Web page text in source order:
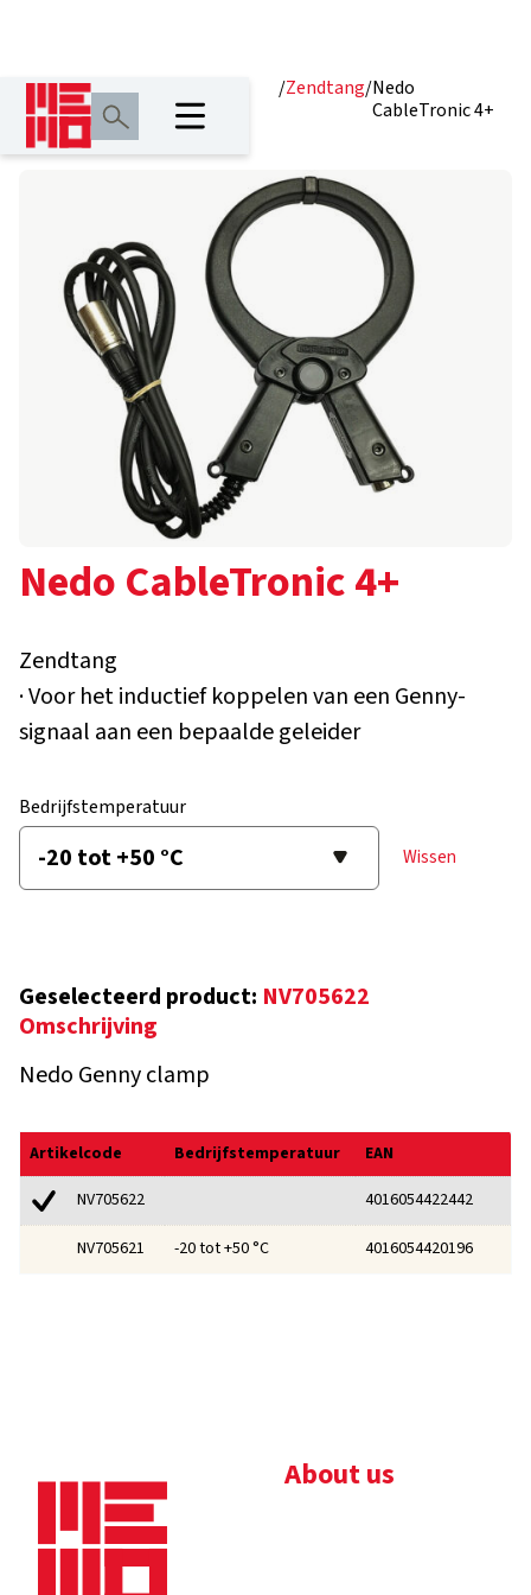
Home/Producten
Solutions
/Zendtang/Nedo
CableTronic 4+
Nedo CableTronic 4+
Zendtang
· Voor het inductief koppelen van een Genny-
signaal aan een bepaalde geleider
Bedrijfstemperatuur
Wissen
Geselecteerd product: NV705622
Omschrijving
Nedo Genny clamp
Artikelcode Bedrijfstemperatuur
EAN
NV705622
4016054422442
NV705621 -20 tot +50 °C 4016054420196
About us